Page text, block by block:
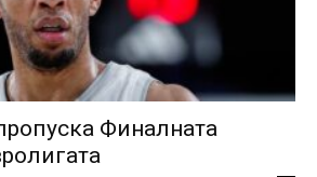
Финалната